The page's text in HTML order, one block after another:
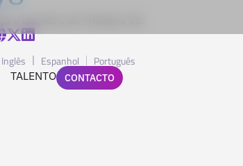
TALENTO
Inglês Espanhol Português
CONTACTO
e membro do Thinkers 50.